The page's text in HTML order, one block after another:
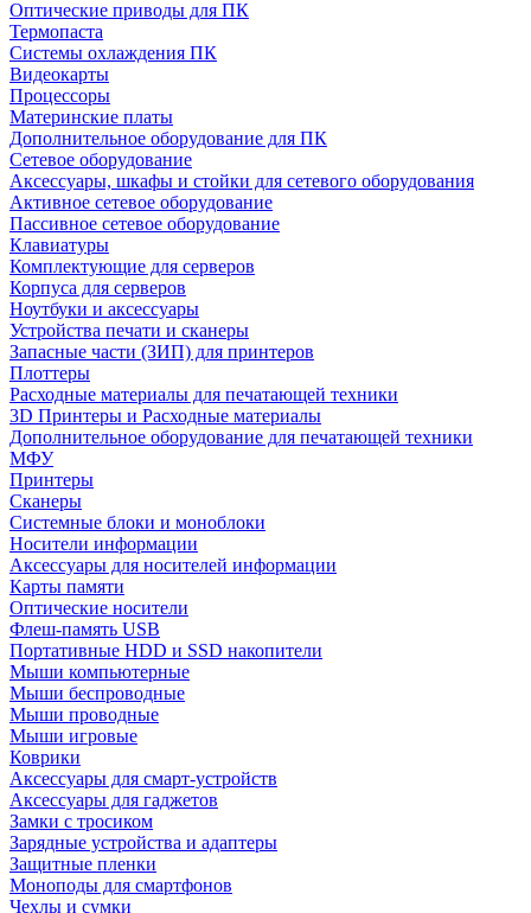
Оптические приводы для ПК
Термопаста
Системы охлаждения ПК
Видеокарты
Процессоры
Материнские платы
Дополнительное оборудование для ПК
Сетевое оборудование
Аксессуары, шкафы и стойки для сетевого оборудования
Активное сетевое оборудование
Пассивное сетевое оборудование
Клавиатуры
Комплектующие для серверов
Корпуса для серверов
Ноутбуки и аксессуары
Устройства печати и сканеры
Запасные части (ЗИП) для принтеров
Плоттеры
Расходные материалы для печатающей техники
3D Принтеры и Расходные материалы
Дополнительное оборудование для печатающей техники
МФУ
Принтеры
Сканеры
Системные блоки и моноблоки
Носители информации
Аксессуары для носителей информации
Карты памяти
Оптические носители
Флеш-память USB
Портативные HDD и SSD накопители
Мыши компьютерные
Мыши беспроводные
Мыши проводные
Мыши игровые
Коврики
Аксессуары для смарт-устройств
Аксессуары для гаджетов
Замки с тросиком
Зарядные устройства и адаптеры
Защитные пленки
Моноподы для смартфонов
Чехлы и сумки